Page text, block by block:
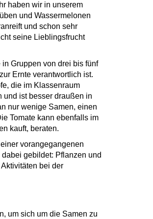
haben wir in unserem
und Wassermelonen
und schon sehr
seine Lieblingsfrucht
Gruppen von drei bis fünf
Ernte verantwortlich ist.
die im Klassenraum
und ist besser draußen in
nur wenige Samen, einen
Tomate kann ebenfalls im
kauft, beraten.
vorangegangenen
gebildet: Pflanzen und
bei der
um sich um die Samen zu